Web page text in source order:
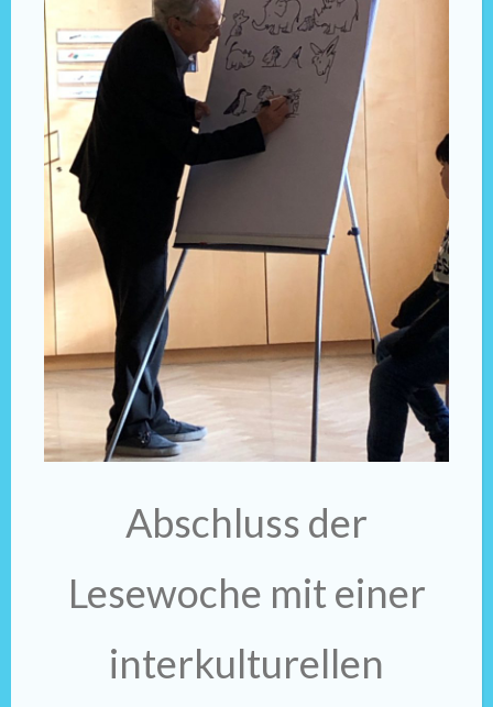
Abschluss der
Lesewoche mit einer
interkulturellen